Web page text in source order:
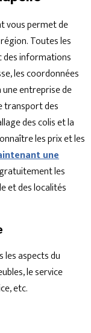
vous permet de
Toutes les
des informations
les coordonnées
entreprise de
transport des
des colis et la
les prix et les
une
les
et des localités
les aspects du
le service
etc.